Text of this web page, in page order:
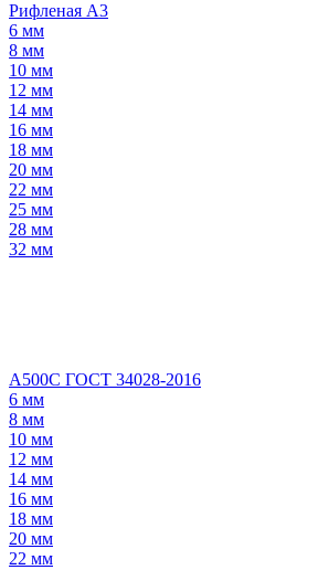
Рифленая А3
6 мм
8 мм
10 мм
12 мм
14 мм
16 мм
18 мм
20 мм
22 мм
25 мм
28 мм
32 мм
А500С ГОСТ 34028-2016
6 мм
8 мм
10 мм
12 мм
14 мм
16 мм
18 мм
20 мм
22 мм